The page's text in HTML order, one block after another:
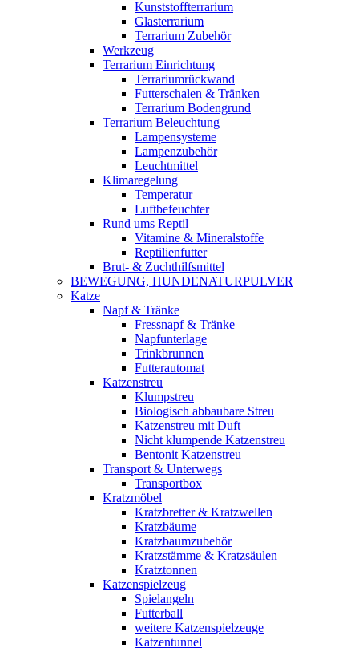
Kunststoffterrarium
Glasterrarium
Terrarium Zubehör
Werkzeug
Terrarium Einrichtung
Terrariumrückwand
Futterschalen & Tränken
Terrarium Bodengrund
Terrarium Beleuchtung
Lampensysteme
Lampenzubehör
Leuchtmittel
Klimaregelung
Temperatur
Luftbefeuchter
Rund ums Reptil
Vitamine & Mineralstoffe
Reptilienfutter
Brut- & Zuchthilfsmittel
BEWEGUNG, HUNDENATURPULVER
Katze
Napf & Tränke
Fressnapf & Tränke
Napfunterlage
Trinkbrunnen
Futterautomat
Katzenstreu
Klumpstreu
Biologisch abbaubare Streu
Katzenstreu mit Duft
Nicht klumpende Katzenstreu
Bentonit Katzenstreu
Transport & Unterwegs
Transportbox
Kratzmöbel
Kratzbretter & Kratzwellen
Kratzbäume
Kratzbaumzubehör
Kratzstämme & Kratzsäulen
Kratztonnen
Katzenspielzeug
Spielangeln
Futterball
weitere Katzenspielzeuge
Katzentunnel